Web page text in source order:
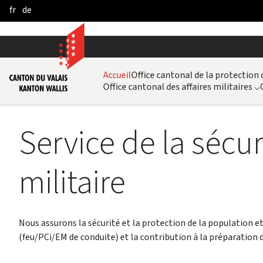
Skip to Main Content
fr de
AccueilOffice cantonal de la protection
Office cantonal des affaires militaires ⌵
Service de la
militaire
Nous assurons la sécurité et la protection de la population
(feu/PCi/EM de conduite) et la contribution à la préparation